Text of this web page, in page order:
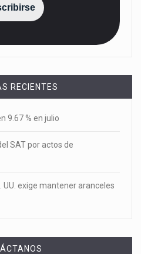
RECIENTES
9.67 % en julio
SAT por actos de
UU. exige mantener aranceles